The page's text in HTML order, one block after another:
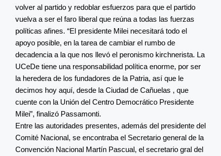
volver al partido y redoblar esfuerzos para que el partido
vuelva a ser el faro liberal que reúna a todas las fuerzas
políticas afines. “El presidente Milei necesitará todo el
apoyo posible, en la tarea de cambiar el rumbo de
decadencia a la que nos llevó el peronismo kirchnerista. La
UCeDe tiene una responsabilidad política enorme, por ser
la heredera de los fundadores de la Patria, así que le
decimos hoy aquí, desde la Ciudad de Cañuelas , que
cuente con la Unión del Centro Democrático Presidente
Milei”, finalizó Passamonti.
Entre las autoridades presentes, además del presidente del
Comité Nacional, se encontraba el Secretario general de la
Convención Nacional Martín Pascual, el secretario gral del